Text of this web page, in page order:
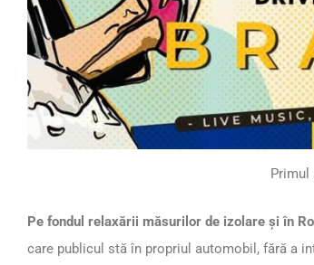
Primul
Pe fondul relaxării măsurilor de izolare și în
care publicul stă în propriul automobil, fără a